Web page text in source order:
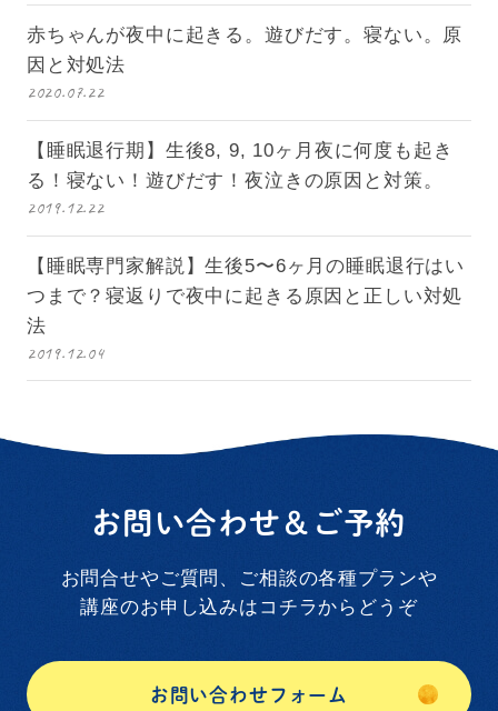
赤ちゃんが夜中に起きる。遊びだす。寝ない。原
因と対処法
2020.07.22
【睡眠退行期】生後8, 9, 10ヶ月夜に何度も起き
る！寝ない！遊びだす！夜泣きの原因と対策。
2019.12.22
【睡眠専門家解説】生後5〜6ヶ月の睡眠退行はい
つまで？寝返りで夜中に起きる原因と正しい対処
法
2019.12.04
お問い合わせ＆ご予約
お問合せやご質問、ご相談の各種プランや
講座のお申し込みはコチラからどうぞ
お問い合わせフォーム